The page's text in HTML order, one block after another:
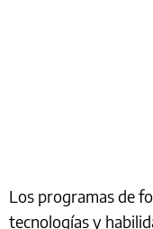
Los programas de
tecnologías y